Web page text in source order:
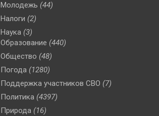
Молодежь (44)
Налоги (2)
Наука (3)
Образование (440)
Общество (48)
Погода (1280)
Поддержка участников СВО (7)
Политика (4397)
Природа (16)